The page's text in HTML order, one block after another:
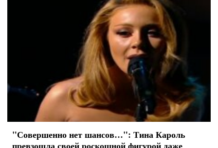
"Совершенно нет шансов…": Тина Кароль